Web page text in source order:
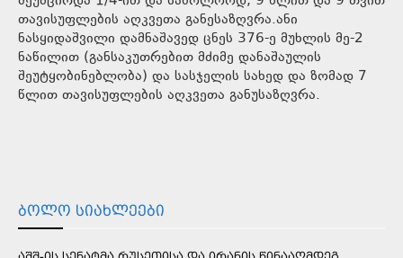
თავისუფლების აღკვეთა განესაზღვრა.ანი
ნასყიდაშვილი დამნაშავედ ცნეს 376-ე მუხლის მე-2
ნაწილით (განსაკუთრებით მძიმე დანაშაულის
შეუტყობინებლობა) და სასჯელის სახედ და ზომად 7
წლით თავისუფლების აღკვეთა განუსაზღვრა.
ᲑᲝᲚᲝ ᲡᲘᲐᲮᲚᲔᲔᲑᲘ